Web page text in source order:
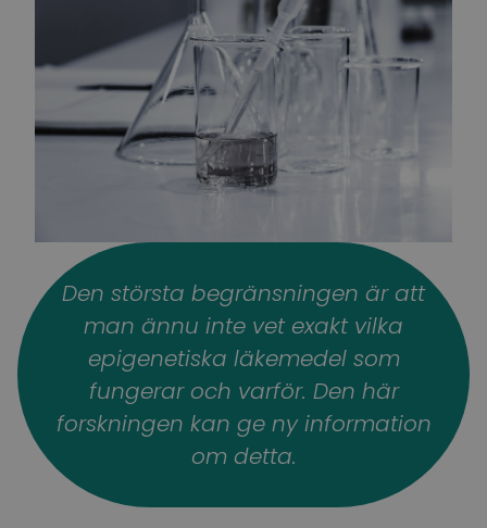
Den största begränsningen är att
man ännu inte vet exakt vilka
epigenetiska läkemedel som
fungerar och varför. Den här
forskningen kan ge ny information
om detta.